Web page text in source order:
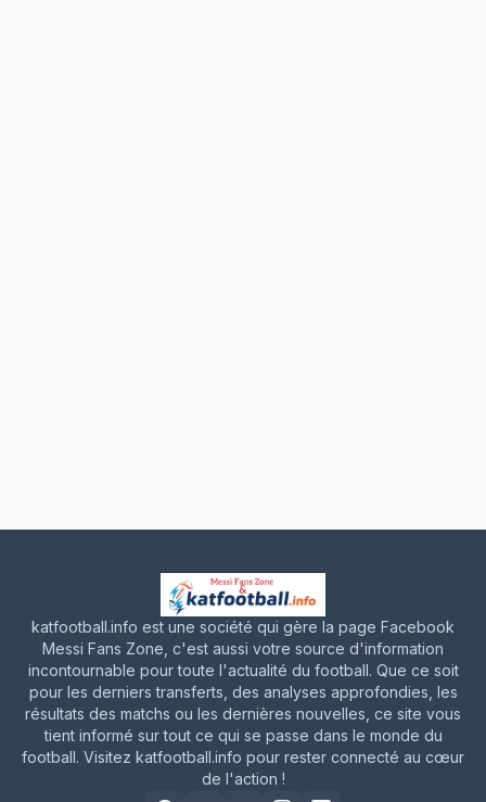
katfootball.info est une société qui gère la page Facebook
Messi Fans Zone, c'est aussi votre source d'information
incontournable pour toute l'actualité du football. Que ce soit
pour les derniers transferts, des analyses approfondies, les
résultats des matchs ou les dernières nouvelles, ce site vous
tient informé sur tout ce qui se passe dans le monde du
football. Visitez katfootball.info pour rester connecté au cœur
de l'action !